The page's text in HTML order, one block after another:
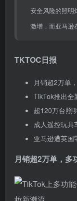
安全风险的照明
激增，而亚马逊
TKTOC日报
月销超2万单
TikTok推出全
超120万台照
成人遥控玩具
亚马逊遭英国
月销超2万单，多